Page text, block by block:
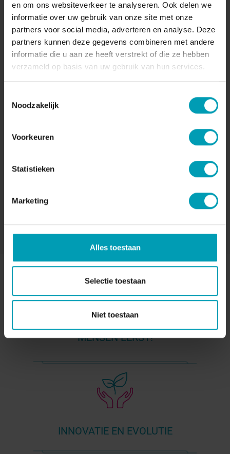
en om ons websiteverkeer te analyseren. Ook delen we
informatie over uw gebruik van onze site met onze
partners voor social media, adverteren en analyse. Deze
partners kunnen deze gegevens combineren met andere
informatie die u aan ze heeft verstrekt of die ze hebben
verzameld op basis van uw gebruik van hun services.
Noodzakelijk
Voorkeuren
Statistieken
Marketing
Alles toestaan
Selectie toestaan
Niet toestaan
BION International
Agro Business Park 22, Office 0.21
MENSEN EERST!
INNOVATIE EN EVOLUTIE